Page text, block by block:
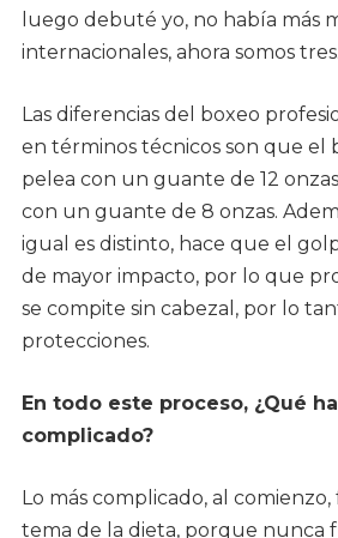
luego debuté yo, no había más
internacionales, ahora somos tres.
Las diferencias del boxeo
en términos técnicos son que el
pelea con un guante de 12
con un guante de 8 onzas.
igual es distinto, hace que el
de mayor impacto, por lo que
se compite sin cabezal, por lo
protecciones.
En todo este proceso, ¿Qué
complicado?
Lo más complicado, al
tema de la dieta, porque nunca